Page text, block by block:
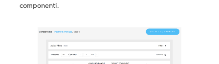
componenti.